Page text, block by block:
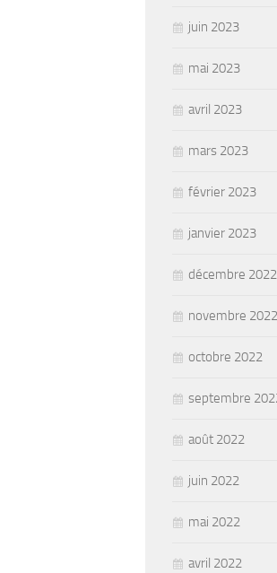
juin 2023
mai 2023
avril 2023
mars 2023
février 2023
janvier 2023
décembre 2022
novembre 2022
octobre 2022
septembre
août 2022
juin 2022
mai 2022
avril 2022